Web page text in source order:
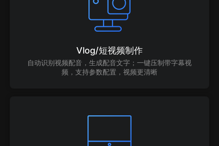
Vlog/短视频制作
自动识别视频配音，生成配音文字；一键压制带字幕视
频，支持参数配置，视频更清晰